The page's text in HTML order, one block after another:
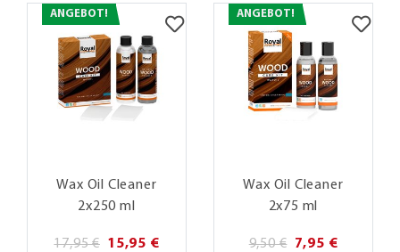
ANGEBOT!
Wax Oil Cleaner
2x250 ml
17,95 € 15,95 €
ANGEBOT!
Wax Oil Cleaner
2x75 ml
9,50 € 7,95 €